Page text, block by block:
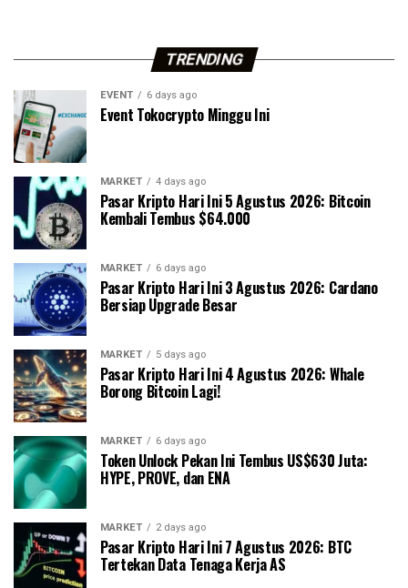
TRENDING
EVENT 6 days ago
Event Tokocrypto Minggu Ini
MARKET 4 days ago
Pasar Kripto Hari Ini 5 Agustus 2026: Bitcoin
Kembali Tembus $64.000
MARKET 6 days ago
Pasar Kripto Hari Ini 3 Agustus 2026: Cardano
Bersiap Upgrade Besar
MARKET 5 days ago
Pasar Kripto Hari Ini 4 Agustus 2026: Whale
Borong Bitcoin Lagi!
MARKET 6 days ago
Token Unlock Pekan Ini Tembus US$630 Juta:
HYPE, PROVE, dan ENA
MARKET 2 days ago
Pasar Kripto Hari Ini 7 Agustus 2026: BTC
Tertekan Data Tenaga Kerja AS